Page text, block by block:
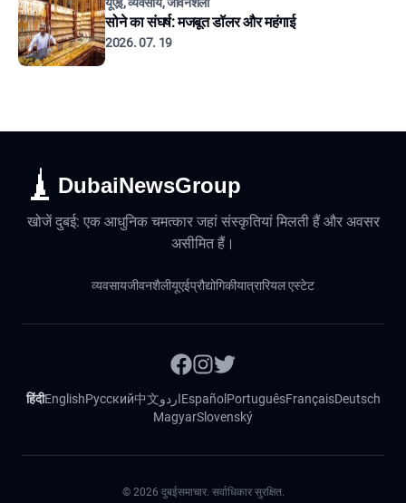
सोने का संघर्ष: मजबूत डॉलर और महंगाई
2026. 07. 19
DubaiNewsGroup
खोजें दुबई: एक आधुनिक चमत्कार जहां संस्कृतियां मिलती हैं और अवसर
असीमित हैं।
व्यवसायजीवनशैलीयूएईप्रौद्योगिकीयात्रारियल एस्टेट
हिंदीEnglishРусский中文اردوEspañol PortuguêsFrançaisDeutsch
MagyarSlovenský
© 2026 दुबईसमाचार. सर्वाधिकार सुरक्षित.